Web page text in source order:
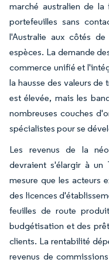
marché australien de
portefeuilles sans
l'Australie aux côtés
espèces. La demande
commerce unifié et
la hausse des valeurs
est élevée, mais les
nombreuses couches
spécialistes pour se
Les revenus de la
devraient s'élargir à un
mesure que les acteurs
des licences
feuilles de route
budgétisation et des
clients. La rentabilité
revenus de